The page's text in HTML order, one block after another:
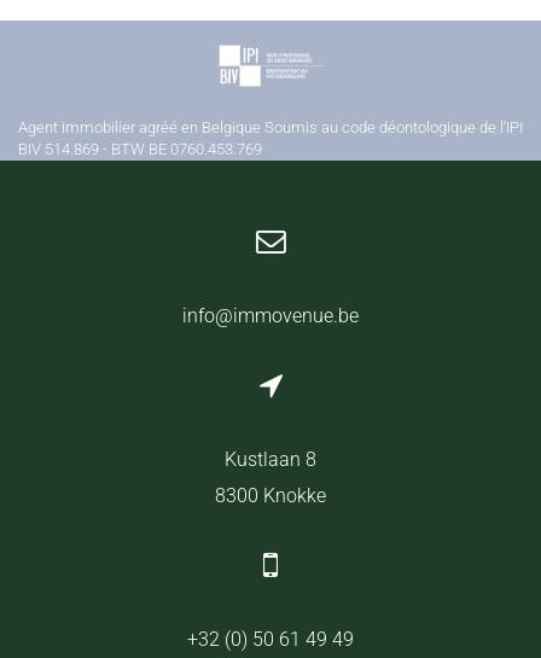
Agent immobilier agréé en Belgique Soumis au code déontologique de l’IPI
BIV 514.869 - BTW BE 0760.453.769
info@immovenue.be
Kustlaan 8
8300 Knokke
+32 (0) 50 61 49 49